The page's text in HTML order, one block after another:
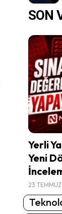
SON
Yerli
Yeni
23